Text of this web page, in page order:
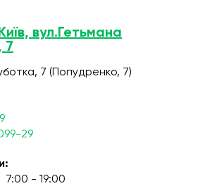
вул.Гетьмана
7
7 (Попудренко, 7)
29
7:00 - 19:00